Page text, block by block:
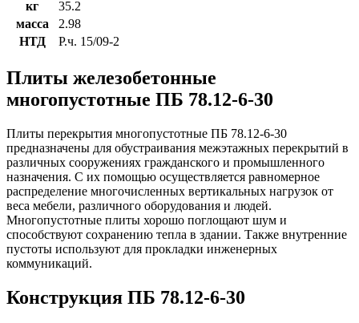
кг
35.2
масса
2.98
НТД
Р.ч. 15/09-2
Плиты железобетонные
многопустотные ПБ 78.12-6-30
Плиты перекрытия многопустотные ПБ 78.12-6-30
предназначены для обустраивания межэтажных перекрытий в
различных сооружениях гражданского и промышленного
назначения. С их помощью осуществляется равномерное
распределение многочисленных вертикальных нагрузок от
веса мебели, различного оборудования и людей.
Многопустотные плиты хорошо поглощают шум и
способствуют сохранению тепла в здании. Также внутренние
пустоты используют для прокладки инженерных
коммуникаций.
Конструкция ПБ 78.12-6-30